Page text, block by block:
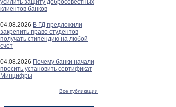
усилить защиту добросовестных
клиентов банков
04.08.2026 В ГД предложили
закрепить право студентов
получать стипендию на любой
счет
04.08.2026 Почему банки начали
просить установить сертификат
Минцифры
Все публикации